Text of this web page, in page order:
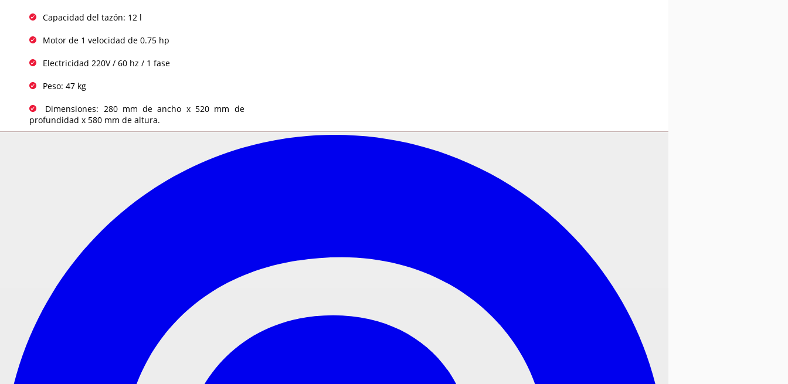
Capacidad del tazón: 12 l
Motor de 1 velocidad de 0.75 hp
Electricidad 220V / 60 hz / 1 fase
Peso: 47 kg
Dimensiones: 280 mm de ancho x 520 mm de
profundidad x 580 mm de altura.